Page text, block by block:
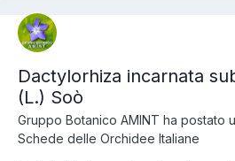
Dactylorhiza incarnata
(L.) Soò
Gruppo Botanico AMINT ha postato
Schede delle Orchidee Italiane